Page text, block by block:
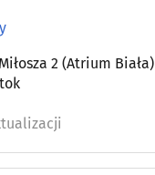
2 (Atrium Biała)